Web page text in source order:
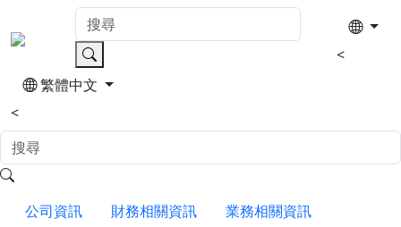
<
繁體中文
<
公司資訊 財務相關資訊
業務相關資訊